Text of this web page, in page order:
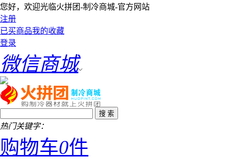
您好，欢迎光临火拼团-制冷商城-官方网站
注册
已买商品我的收藏
登录
微信商城
热门关键字：
购物车0件